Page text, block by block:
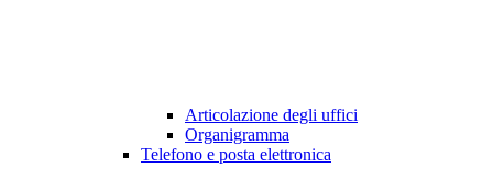
Articolazione degli uffici
Organigramma
Telefono e posta elettronica